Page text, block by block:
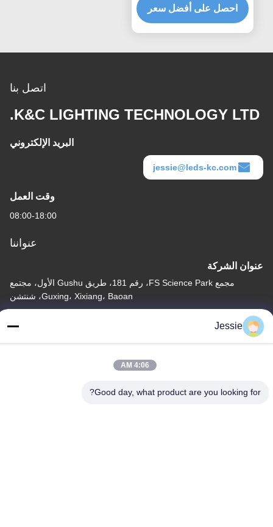
احصل على أفضل سعر
اتصل بنا
K&C LIGHTING TECHNOLOGY LTD.
البريد الإلكتروني
jessie@leds-kc.com
وقت العمل
08:00-18:00
عنواننا
عنوان الشركة
مجمع FS Science Park، رقم 181، طريق Gushu الأول، مجتمع
Guxing، Xixiang، Baoan، شنتشن
عنوان المصنع
Jessie
4:06 AM
Good day, what product are you looking for?